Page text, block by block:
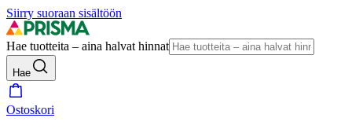
Siirry suoraan sisältöön
Hae tuotteita – aina halvat hinnat
Hae
Ostoskori